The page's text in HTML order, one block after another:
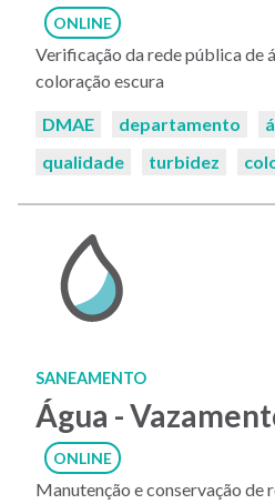
ONLINE
Verificação da rede pública de
coloração escura
Palavras-
DMAE departamento
qualidade
turbidez
SANEAMENTO
Água -
ONLINE
Manutenção e conservação de